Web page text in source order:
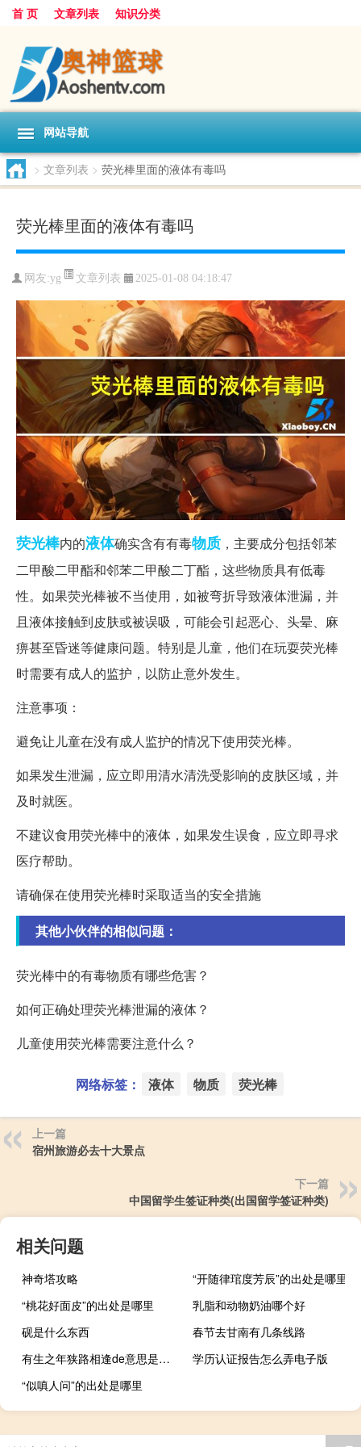
首 页 文章列表 知识分类
网站导航
> 文章列表 > 荧光棒里面的液体有毒吗
荧光棒里面的液体有毒吗
网友:yg 文章列表 2025-01-08 04:18:47
荧光棒内的液体确实含有有毒物质 ，主要成分包括邻苯
二甲酸二甲酯和邻苯二甲酸二丁酯，这些物质具有低毒
性。如果荧光棒被不当使用，如被弯折导致液体泄漏，并
且液体接触到皮肤或被误吸，可能会引起恶心、头晕、麻
痹甚至昏迷等健康问题。特别是儿童，他们在玩耍荧光棒
时需要有成人的监护，以防止意外发生。
注意事项：
避免让儿童在没有成人监护的情况下使用荧光棒。
如果发生泄漏，应立即用清水清洗受影响的皮肤区域，并
及时就医。
不建议食用荧光棒中的液体，如果发生误食，应立即寻求
医疗帮助。
请确保在使用荧光棒时采取适当的安全措施
其他小伙伴的相似问题：
荧光棒中的有毒物质有哪些危害？
如何正确处理荧光棒泄漏的液体？
儿童使用荧光棒需要注意什么？
网络标签： 液体 物质 荧光棒
上一篇
宿州旅游必去十大景点
下一篇
中国留学生签证种类(出国留学签证种类)
相关问题
神奇塔攻略
“开随律琯度芳辰”的出处是哪里
“桃花好面皮”的出处是哪里
乳脂和动物奶油哪个好
砚是什么东西
春节去甘南有几条线路
有生之年狭路相逢de意思是什么呢 有生之年狭路相逢2
学历认证报告怎么弄电子版
“似嗔人问”的出处是哪里